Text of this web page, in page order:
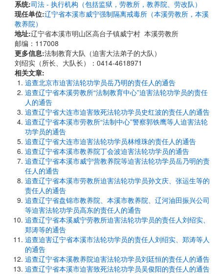
系统:司法 - 执行机构（包括监狱，劳教所，教养院、劳改队）
现任单位:辽宁省本溪市威宁强制隔离戒毒所（本溪劳教所，本溪
教养院）
地址:辽宁省本溪市明山区高台子镇威宁村 本溪劳教所
邮编：117008
更多信息:法制教育大队（迫害大法弟子的大队）
刘绍实（所长、大队长）：0414-4618971
相关文章:
追查北京市迫害法轮功学员岳乃明的责任人的通告
追查辽宁省本溪劳教所“法制教育中心”迫害法轮功学员的责任
人的通告
追查辽宁省大连市迫害致死法轮功学员史红波的责任人的通告
追查辽宁省本溪市劳教所“法制中心”警察郭铁鹰等人迫害法轮
功学员的通告
追查辽宁省大连市迫害法轮功学员林维珠的责任人的通告
追查辽宁省本溪市教养院丁会波迫害法轮功学员的通告
追查辽宁省本溪市威宁营教养院等迫害法轮功学员岳乃明的责
任人的通告
追查辽宁省本溪市劳教所迫害法轮功学员孙文庆、张运生等的
责任人的通告
追查辽宁省盘锦市教养院、本溪市教养院、辽河油田振兴公司
等迫害法轮功学员高东的责任人的通告
追查辽宁省本溪威宁劳教所迫害法轮功学员的责任人刘绍实、
郑涛等的通告
追查迫害辽宁省本溪市法轮功学员的责任人刘绍实、郑涛等人
的通告
追查辽宁省本溪教养院迫害法轮功学员刘廷恒的责任人的通告
追查辽宁省本溪市迫害致死法轮功学员吴俊阳的责任人的通告